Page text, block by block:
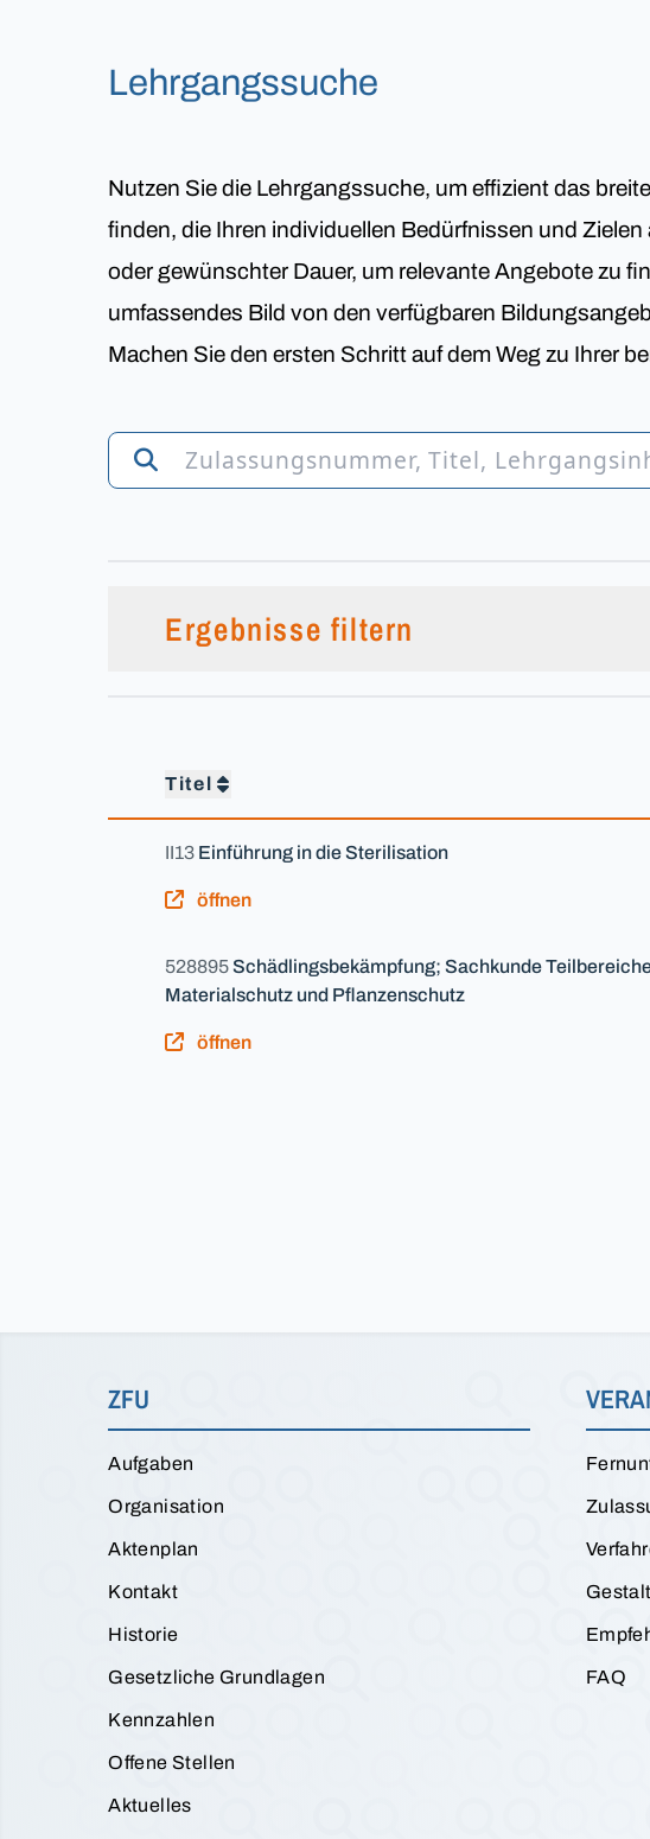
Lehrgangssuche
Nutzen Sie die Lehrgangssuche, um effizient das
finden, die Ihren individuellen Bedürfnissen und
oder gewünschter Dauer, um relevante Angebote zu
umfassendes Bild von den verfügbaren
Machen Sie den ersten Schritt auf dem Weg zu Ihrer
Ergebnisse filtern
Titel
II13 Einführung in die Sterilisation
öffnen
528895Schädlingsbekämpfung; Sachkunde
Materialschutz und Pflanzenschutz
öffnen
ZFU
Aufgaben
Organisation
Aktenplan
Kontakt
Historie
Gesetzliche Grundlagen
Kennzahlen
Offene Stellen
Aktuelles
FAQ